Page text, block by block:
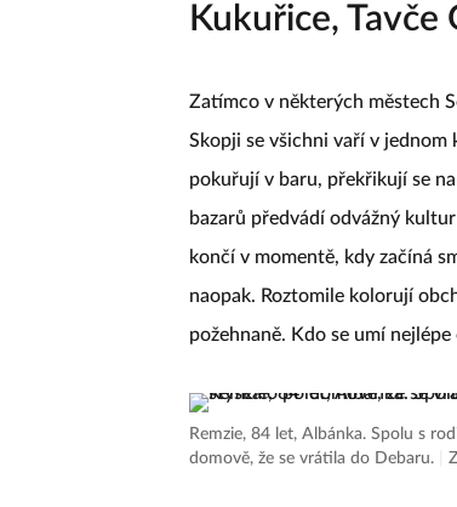
Kukuřice, Tavče
Zatímco v některých městech
Skopji se všichni vaří v jednom
pokuřují v baru, překřikují se
bazarů předvádí odvážný
končí v momentě, kdy začíná
naopak. Roztomile kolorují
požehnaně. Kdo se umí
Remzie, 84 let, Albánka. Spolu s
domově, že se vrátila do Debaru.